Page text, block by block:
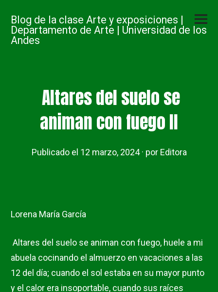
contenido
Blog de la clase Arte y exposiciones |
Departamento de Arte | Universidad de los
Andes
Menú
Altares del suelo se
animan con fuego II
Publicado el 12 marzo, 2024 por Editora
Lorena María García
Altares del suelo se animan con fuego, huele a mi
abuela cocinando el almuerzo en vacaciones a las
12 del día; cuando el sol estaba en su mayor punto
y el calor era insoportable, cuando sus raíces